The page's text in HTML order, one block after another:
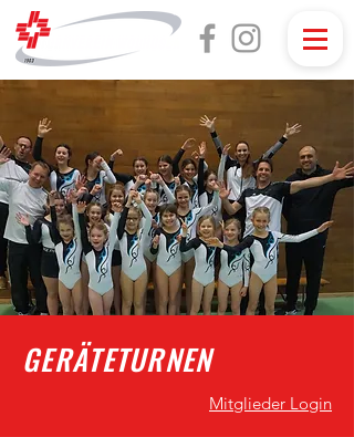
GERÄTETURNEN
Mitglieder Login